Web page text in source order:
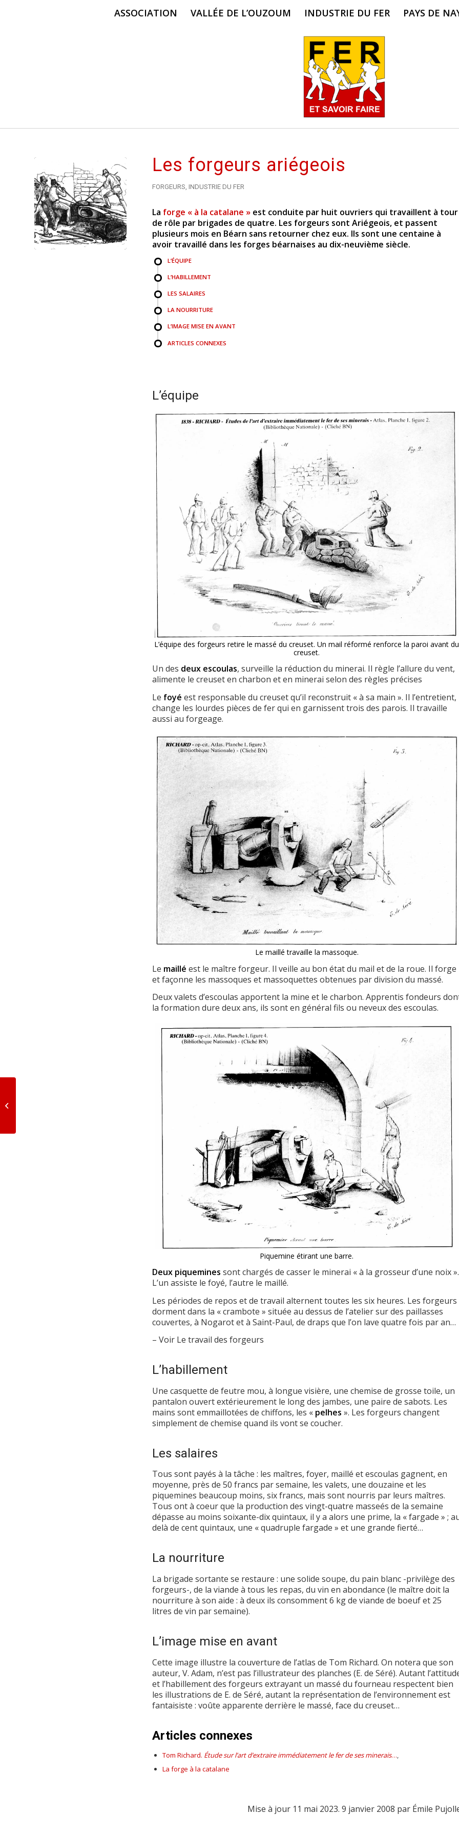
ASSOCIATION VALLÉE DE L’OUZOUM INDUSTRIE DU FER PAYS DE
Les forgeurs ariégeois
FORGEURS, INDUSTRIE DU FER
La forge « à la catalane » est conduite par huit ouvriers qui travaillent à tour
de rôle par brigades de quatre. Les forgeurs sont Ariégeois, et passent
plusieurs mois en Béarn sans retourner chez eux. Ils sont une centaine à
avoir travaillé dans les forges béarnaises au dix-neuvième siècle.
L’ÉQUIPE
L’HABILLEMENT
LES SALAIRES
LA NOURRITURE
L’IMAGE MISE EN AVANT
ARTICLES CONNEXES
L’équipe
L’équipe des forgeurs retire le massé du creuset. Un mail réformé renforce la paroi avant du
creuset.
Un des deux escoulas, surveille la réduction du minerai. Il règle l’allure du vent,
alimente le creuset en charbon et en minerai selon des règles précises
Le foyé est responsable du creuset qu’il reconstruit « à sa main ». Il l’entretient,
change les lourdes pièces de fer qui en garnissent trois des parois. Il travaille
aussi au forgeage.
Le maillé travaille la massoque.
Le maillé est le maître forgeur. Il veille au bon état du mail et de la roue. Il forge
et façonne les massoques et massoquettes obtenues par division du massé.
Deux valets d’escoulas apportent la mine et le charbon. Apprentis fondeurs
la formation dure deux ans, ils sont en général fils ou neveux des escoulas.
Piquemine étirant une barre.
Deux piquemines sont chargés de casser le minerai « à la grosseur d’une noix ».
L’un assiste le foyé, l’autre le maillé.
Les périodes de repos et de travail alternent toutes les six heures. Les forgeurs
dorment dans la « crambote » située au dessus de l’atelier sur des paillasses
couvertes, à Nogarot et à Saint-Paul, de draps que l’on lave quatre fois par an…
– Voir Le travail des forgeurs
L’habillement
Une casquette de feutre mou, à longue visière, une chemise de grosse toile, un
pantalon ouvert extérieurement le long des jambes, une paire de sabots. Les
mains sont emmaillotées de chiffons, les « pelhes ». Les forgeurs changent
simplement de chemise quand ils vont se coucher.
Les salaires
Tous sont payés à la tâche : les maîtres, foyer, maillé et escoulas gagnent, en
moyenne, près de 50 francs par semaine, les valets, une douzaine et les
piquemines beaucoup moins, six francs, mais sont nourris par leurs maîtres.
Tous ont à coeur que la production des vingt-quatre masseés de la semaine
dépasse au moins soixante-dix quintaux, il y a alors une prime, la « fargade » ;
delà de cent quintaux, une « quadruple fargade » et une grande fierté…
La nourriture
La brigade sortante se restaure : une solide soupe, du pain blanc -privilège des
forgeurs-, de la viande à tous les repas, du vin en abondance (le maître doit la
nourriture à son aide : à deux ils consomment 6 kg de viande de boeuf et 25
litres de vin par semaine).
L’image mise en avant
Cette image illustre la couverture de l’atlas de Tom Richard. On notera que son
auteur, V. Adam, n’est pas l’illustrateur des planches (E. de Séré). Autant
et l’habillement des forgeurs extrayant un massé du fourneau respectent bien
les illustrations de E. de Séré, autant la représentation de l’environnement est
fantaisiste : voûte apparente derrière le massé, face du creuset…
Articles connexes
Tom Richard. Étude sur l’art d’extraire immédiatement le fer de ses minerais…,
La forge à la catalane
Mise à jour 11 mai 2023. 9 janvier 2008 par Émile